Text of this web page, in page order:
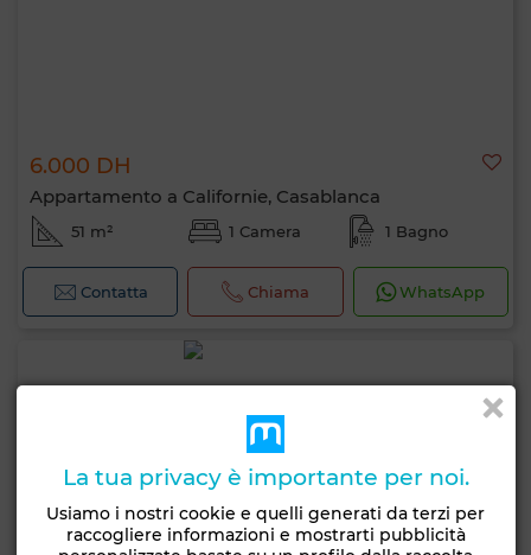
6.000 DH
Appartamento a Californie, Casablanca
51 m² 1 Camera 1 Bagno
Contatta Chiama WhatsApp
La tua privacy è importante per noi.
Usiamo i nostri cookie e quelli generati da terzi per
raccogliere informazioni e mostrarti pubblicità